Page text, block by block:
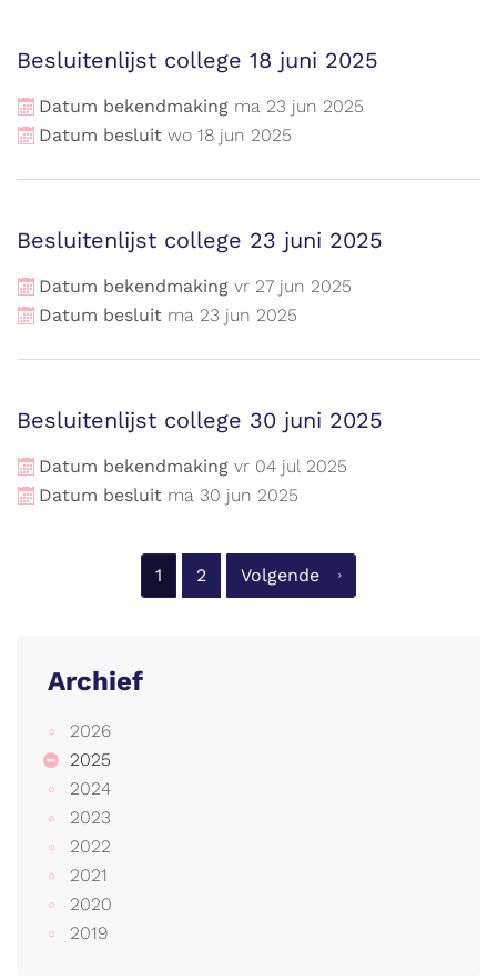
Besluitenlijst college 18 juni 2025
Datum bekendmaking ma 23 jun 2025
Datum besluit wo 18 jun 2025
Besluitenlijst college 23 juni 2025
Datum bekendmaking vr 27 jun 2025
Datum besluit ma 23 jun 2025
Besluitenlijst college 30 juni 2025
Datum bekendmaking vr 04 jul 2025
Datum besluit ma 30 jun 2025
1 2 Volgende
Archief
2026
2025
2024
2023
2022
2021
2020
2019